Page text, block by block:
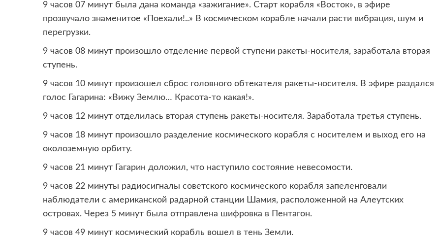
9 часов 07 минут была дана команда «зажигание». Старт корабля «Восток», в эфире
прозвучало знаменитое «Поехали!..» В космическом корабле начали расти вибрация, шум и
перегрузки.
9 часов 08 минут произошло отделение первой ступени ракеты-носителя, заработала вторая
ступень.
9 часов 10 минут произошел сброс головного обтекателя ракеты-носителя. В эфире раздался
голос Гагарина: «Вижу Землю… Красота-то какая!».
9 часов 12 минут отделилась вторая ступень ракеты-носителя. Заработала третья ступень.
9 часов 18 минут произошло разделение космического корабля с носителем и выход его на
околоземную орбиту.
9 часов 21 минут Гагарин доложил, что наступило состояние невесомости.
9 часов 22 минуты радиосигналы советского космического корабля запеленговали
наблюдатели с американской радарной станции Шамия, расположенной на Алеутских
островах. Через 5 минут была отправлена шифровка в Пентагон.
9 часов 49 минут космический корабль вошел в тень Земли.